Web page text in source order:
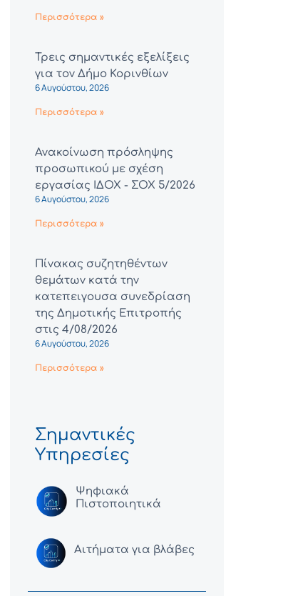
Περισσότερα »
Τρεις σημαντικές εξελίξεις
για τον Δήμο Κορινθίων
6 Αυγούστου, 2026
Περισσότερα »
Ανακοίνωση πρόσληψης
προσωπικού με σχέση
εργασίας ΙΔΟΧ - ΣΟΧ 5/2026
6 Αυγούστου, 2026
Περισσότερα »
Πίνακας συζητηθέντων
θεμάτων κατά την
κατεπειγουσα συνεδρίαση
της Δημοτικής Επιτροπής
στις 4/08/2026
6 Αυγούστου, 2026
Περισσότερα »
Σημαντικές
Υπηρεσίες
Ψηφιακά
Πιστοποιητικά
Αιτήματα για βλάβες